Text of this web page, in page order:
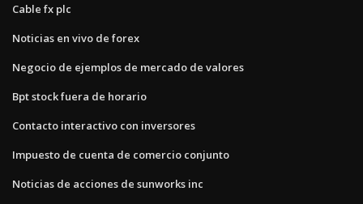
Cable fx plc
Noticias en vivo de forex
Negocio de ejemplos de mercado de valores
Bpt stock fuera de horario
Contacto interactivo con inversores
Impuesto de cuenta de comercio conjunto
Noticias de acciones de sunworks inc